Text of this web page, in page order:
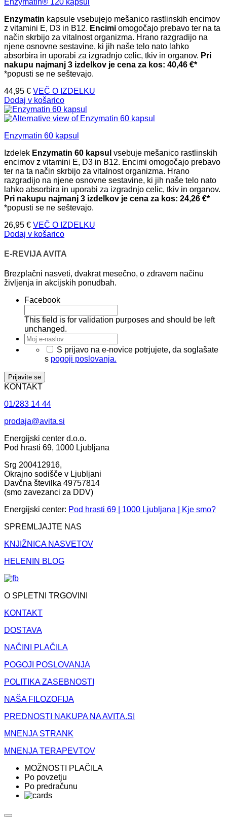
Enzymatin kapsule vsebujejo mešanico rastlinskih encimov
z vitamini E, D3 in B12. Encimi omogočajo prebavo ter na ta
način skrbijo za vitalnost organizma. Hrano razgradijo na
njene osnovne sestavine, ki jih naše telo nato lahko
absorbira in uporabi za izgradnjo celic, tkiv in organov. Pri
nakupu najmanj 3 izdelkov je cena za kos: 40,46 €*
*popusti se ne seštevajo.
44,95 € VEČ O IZDELKU
Dodaj v košarico
Enzymatin 60 kapsul
Izdelek Enzymatin 60 kapsul vsebuje mešanico rastlinskih
encimov z vitamini E, D3 in B12. Encimi omogočajo prebavo
ter na ta način skrbijo za vitalnost organizma. Hrano
razgradijo na njene osnovne sestavine, ki jih naše telo nato
lahko absorbira in uporabi za izgradnjo celic, tkiv in organov.
Pri nakupu najmanj 3 izdelkov je cena za kos: 24,26 €*
*popusti se ne seštevajo.
26,95 € VEČ O IZDELKU
Dodaj v košarico
E-REVIJA AVITA
Brezplačni nasveti, dvakrat mesečno, o zdravem načinu
življenja in akcijskih ponudbah.
Facebook
This field is for validation purposes and should be left
unchanged.
Moj
e-
naslov*
S prijavo na e-novice potrjujete, da soglašate
s pogoji poslovanja.
KONTAKT
01/283 14 44
prodaja@avita.si
Energijski center d.o.o.
Pod hrasti 69, 1000 Ljubljana
Srg 200412916,
Okrajno sodišče v Ljubljani
Davčna številka 49757814
(smo zavezanci za DDV)
Energijski center: Pod hrasti 69 | 1000 Ljubljana | Kje smo?
SPREMLJAJTE NAS
KNJIŽNICA NASVETOV
HELENIN BLOG
O SPLETNI TRGOVINI
KONTAKT
DOSTAVA
NAČINI PLAČILA
POGOJI POSLOVANJA
POLITIKA ZASEBNOSTI
NAŠA FILOZOFIJA
PREDNOSTI NAKUPA NA AVITA.SI
MNENJA STRANK
MNENJA TERAPEVTOV
MOŽNOSTI PLAČILA
Po povzetju
Po predračunu